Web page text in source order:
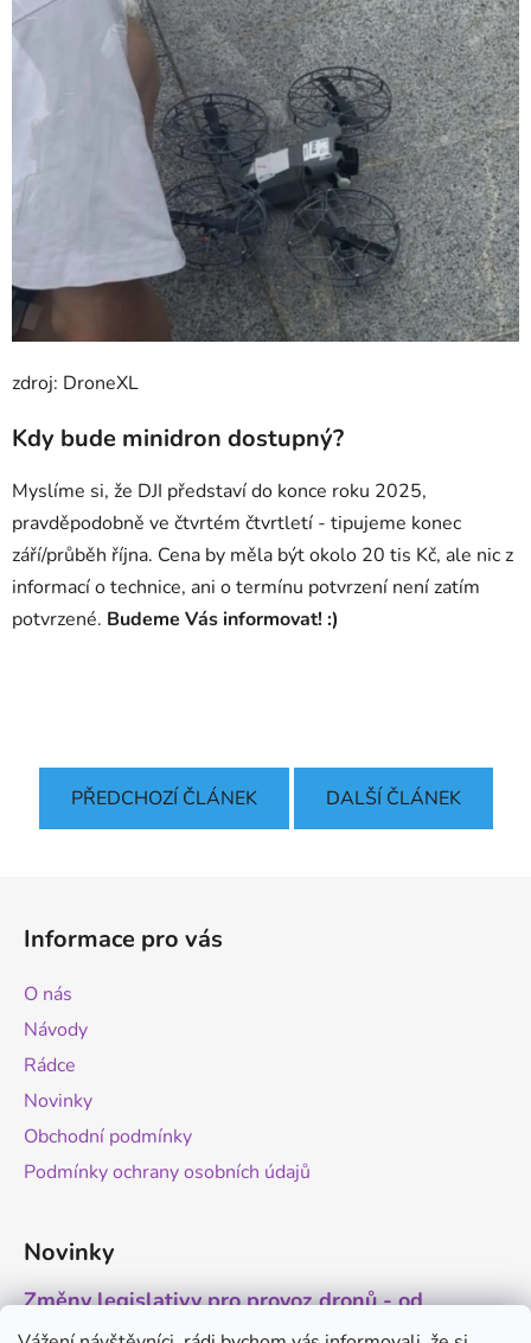
zdroj: DroneXL
Kdy bude minidron dostupný?
Myslíme si, že DJI představí do konce roku 2025,
pravděpodobně ve čtvrtém čtvrtletí - tipujeme konec
září/průběh října. Cena by měla být okolo 20 tis Kč, ale nic z
informací o technice, ani o termínu potvrzení není zatím
potvrzené. Budeme Vás informovat! :)
PŘEDCHOZÍ ČLÁNEK DALŠÍ ČLÁNEK
Informace pro vás
O nás
Návody
Rádce
Novinky
Obchodní podmínky
Podmínky ochrany osobních údajů
Novinky
Změny legislativy pro provoz dronů - od